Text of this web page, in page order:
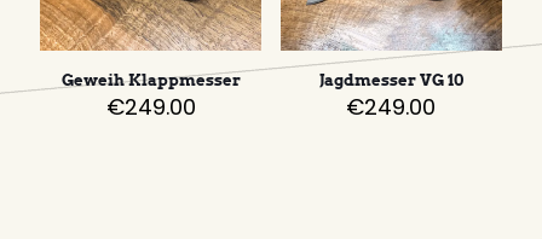
Geweih Klappmesser
€249.00
Jagdmesser VG 10
€249.00